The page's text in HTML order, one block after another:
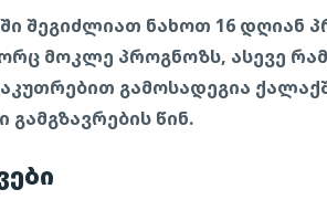
შეგიძლიათ ნახოთ 16 დღიან
მოკლე პროგნოზს, ასევე
გამოსადეგია
წინ.